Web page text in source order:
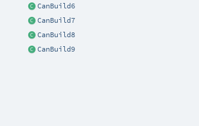
CanBuild6
CanBuild7
CanBuild8
CanBuild9